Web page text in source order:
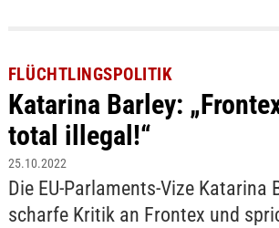
FLÜCHTLINGSPOLITIK
Katarina Barley:
total illegal!“
25.10.2022
Die EU-Parlaments-Vize Katarina
scharfe Kritik an Frontex und